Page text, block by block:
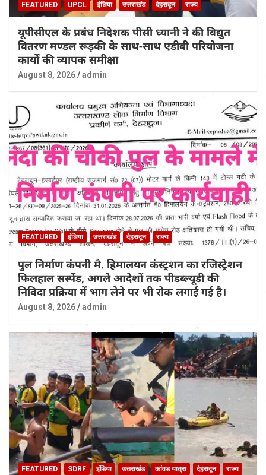
FEATURED UPCL इंडिया उत्तराखंड देहरादून राज्य
यूपीसीएल के प्रबंध निदेशक पीसी ध्यानी ने की विद्युत
वितरण मण्डल रूड़की के साथ-साथ एडीबी परियोजना
कार्यों की व्यापक समीक्षा
August 8, 2026 admin
FEATURED इंडिया उत्तराखंड देहरादून राज्य
पुल निर्माण कंपनी मै. हिमालयन कंस्ट्रशन का रजिस्ट्रेशन
फिलहाल सस्पेंड, अगले आदेशों तक पीडब्ल्यूडी की
निविदा प्रक्रिया में भाग लेने पर भी रोक लगाई गई है।
August 8, 2026 admin
FEATURED SDRF इंडिया उत्तराखंड कांवड यात्रा देहरादून राज्य